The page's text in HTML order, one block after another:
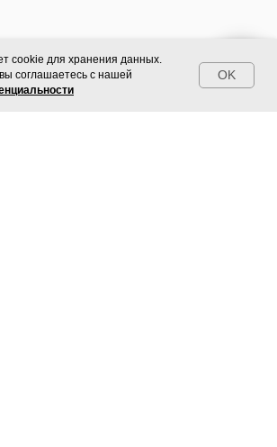
cookie для хранения данных.
соглашаетесь с нашей
OK